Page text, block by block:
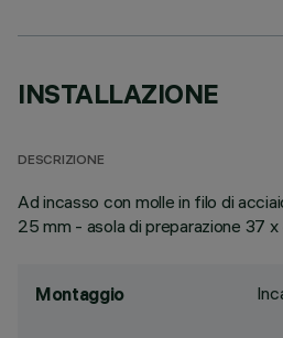
INSTALLAZIONE
DESCRIZIONE
Ad incasso con molle in filo di
25 mm - asola di preparazione 37
Montaggio